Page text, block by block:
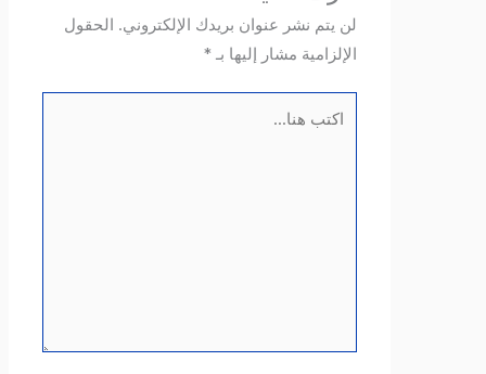
لن يتم نشر عنوان بريدك الإلكتروني. الحقول
الإلزامية مشار إليها بـ*